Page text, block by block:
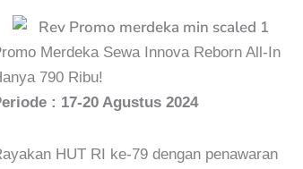
Merdeka Sewa Innova Reborn All-In
790 Ribu!
: 17-20 Agustus 2024
HUT RI ke-79 dengan penawaran